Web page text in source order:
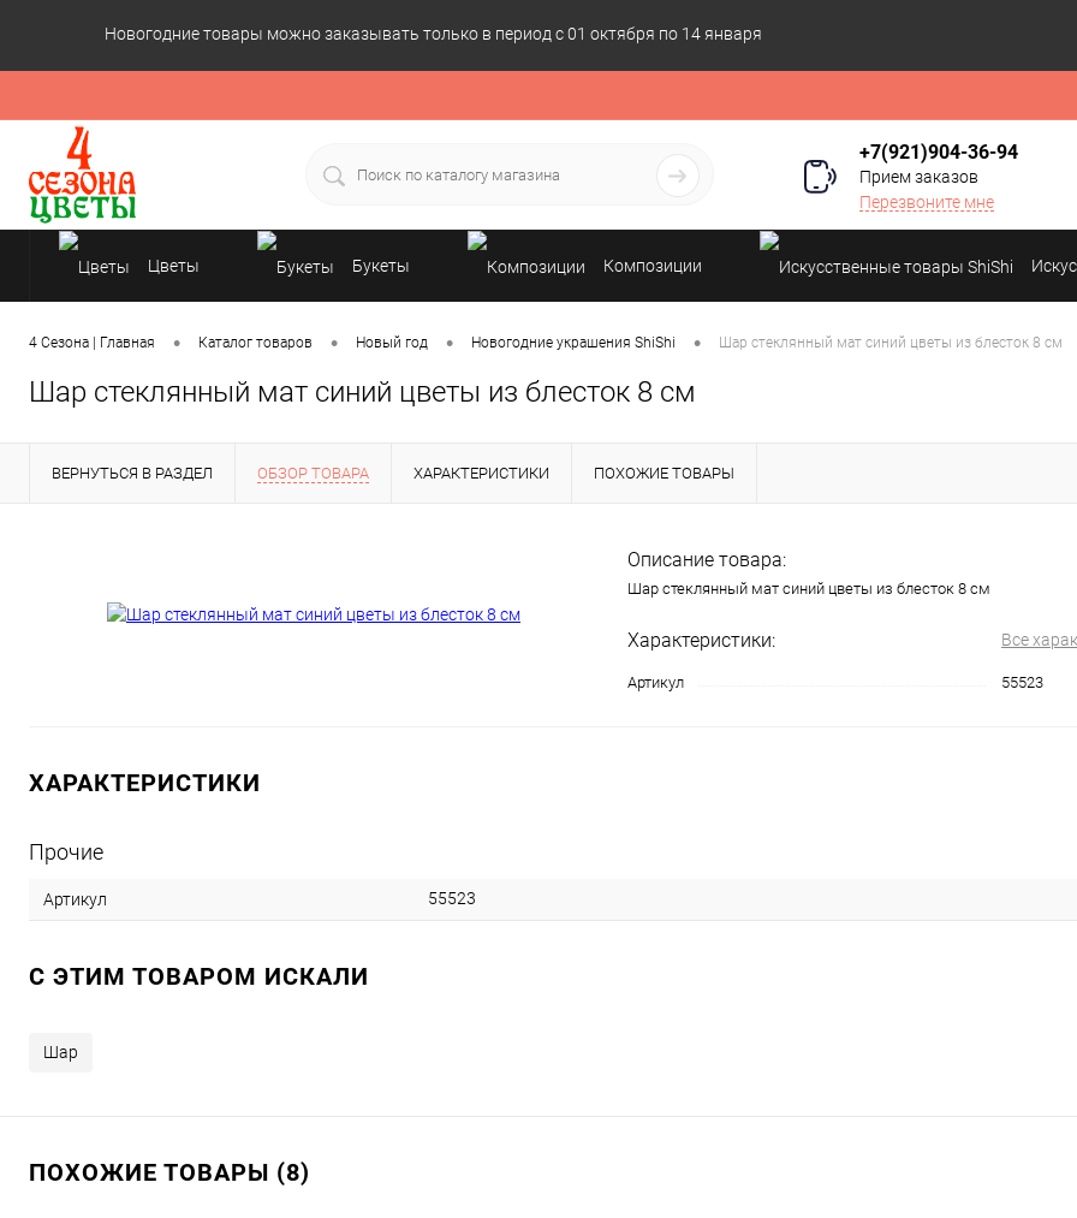
Новогодние товары можно заказывать только в период с 01 октября по 14 января
+7(921)904-36-94
Прием заказов
Перезвоните мне
Цветы Букеты Композиции
Подарки
4 Сезона | Главная • Каталог товаров • Новый год • Новогодние украшения ShiShi • Шар стеклянный мат синий цветы из блесток 8 см
Шар стеклянный мат синий цветы из блесток 8 см
ВЕРНУТЬСЯ В РАЗДЕЛ ОБЗОР ТОВАРА ХАРАКТЕРИСТИКИ ПОХОЖИЕ ТОВАРЫ
Описание товара:
Шар стеклянный мат синий цветы из блесток 8 см
Характеристики: Все
Артикул 55523
ХАРАКТЕРИСТИКИ
Прочие
Артикул 55523
C ЭТИМ ТОВАРОМ ИСКАЛИ
Шар
ПОХОЖИЕ ТОВАРЫ (8)